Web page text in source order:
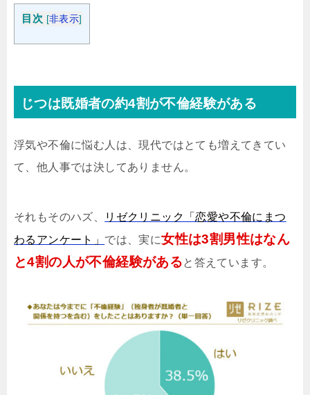
目次 [非表示]
じつは既婚者の約4割が不倫経験がある
浮気や不倫に悩む人は、現代ではとても増えてきてい
て、他人事では決してありません。
それもそのハズ、
リゼクリニック「恋愛や不倫にまつ
わるアンケート」 では、実に女性は3割男性はなん
と4割の人が不倫経験があると答えています。